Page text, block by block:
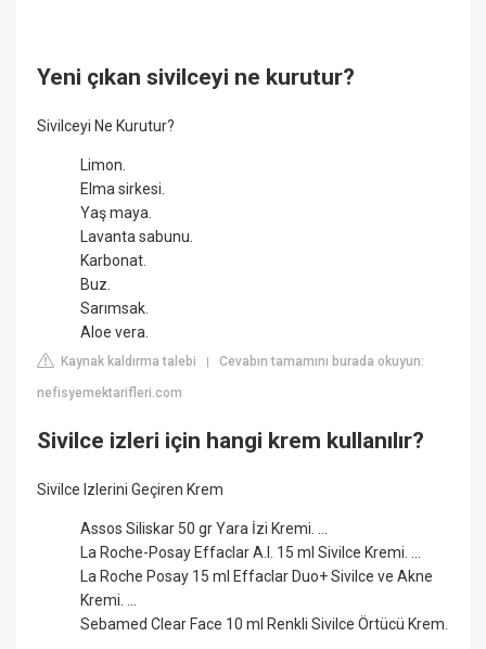
Yeni çıkan sivilceyi ne kurutur?
Sivilceyi Ne Kurutur?
Limon.
Elma sirkesi.
Yaş maya.
Lavanta sabunu.
Karbonat.
Buz.
Sarımsak.
Aloe vera.
Kaynak kaldırma talebi |Cevabın tamamını burada okuyun:
nefisyemektarifleri.com
Sivilce izleri için hangi krem kullanılır?
Sivilce Izlerini Geçiren Krem
Assos Siliskar 50 gr Yara İzi Kremi. ...
La Roche-Posay Effaclar A.I. 15 ml Sivilce Kremi. ...
La Roche Posay 15 ml Effaclar Duo+ Sivilce ve Akne
Kremi. ...
Sebamed Clear Face 10 ml Renkli Sivilce Örtücü Krem.